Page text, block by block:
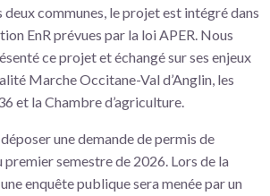
communes, le projet est intégré dans
EnR prévues par la loi APER. Nous
ce projet et échangé sur ses enjeux
Marche Occitane-Val d’Anglin, les
et la Chambre d’agriculture.
une demande de permis de
semestre de 2026. Lors de la
enquête publique sera menée par un